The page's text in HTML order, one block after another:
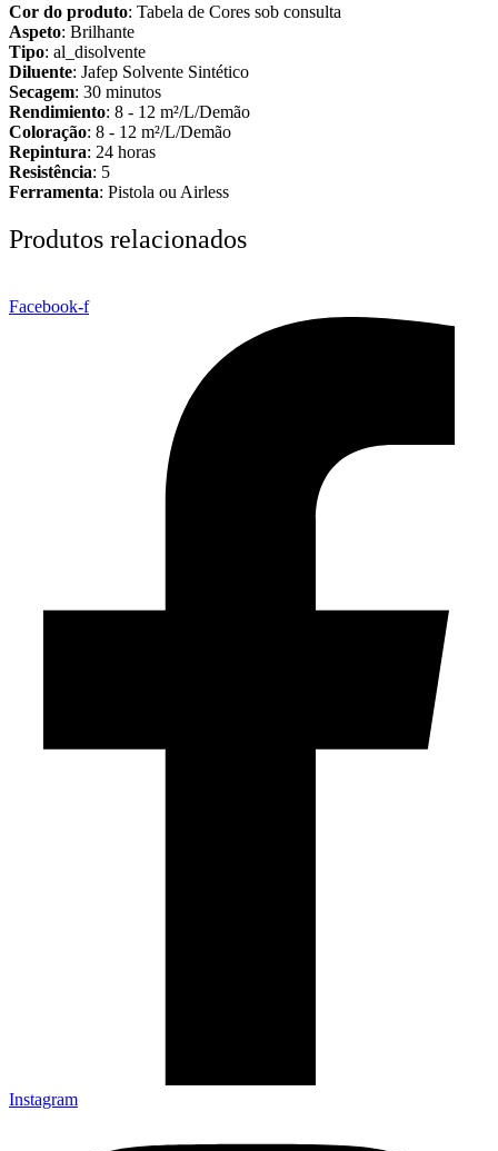
Cor do produto: Tabela de Cores sob consulta
Aspeto: Brilhante
Tipo: al_disolvente
Diluente: Jafep Solvente Sintético
Secagem: 30 minutos
Rendimiento: 8 - 12 m²/L/Demão
Coloração: 8 - 12 m²/L/Demão
Repintura: 24 horas
Resistência: 5
Ferramenta: Pistola ou Airless
Produtos relacionados
Facebook-f
Instagram